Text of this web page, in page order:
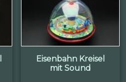
Eisenbahn Kreisel
mit Sound